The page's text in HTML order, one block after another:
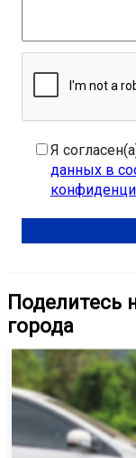
Я
данных в
Поделитесь
города